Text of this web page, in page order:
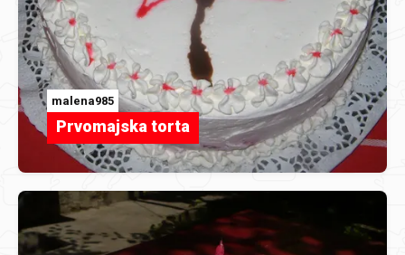
malena985
Prvomajska torta